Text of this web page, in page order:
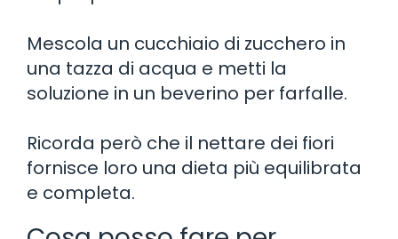
Mescola un cucchiaio di zucchero in
una tazza di acqua e metti la
soluzione in un beverino per farfalle.
Ricorda però che il nettare dei fiori
fornisce loro una dieta più equilibrata
e completa.